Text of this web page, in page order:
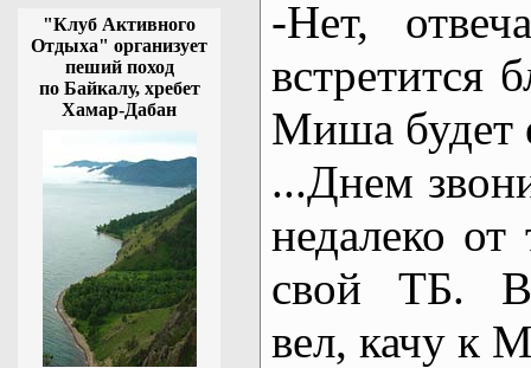
"Клуб Активного
Отдыха" организует
пеший поход
по Байкалу, хребет
Хамар-Дабан
-Нет,
встретится
Миша будет
...Днем
недалеко от
свой ТБ.
вел, качу к